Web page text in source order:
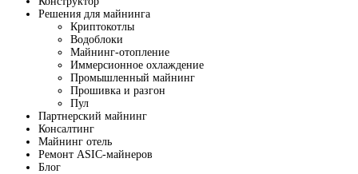
Решения для майнинга
Криптокотлы
Водоблоки
Майнинг-отопление
Иммерсионное охлаждение
Промышленный майнинг
Прошивка и разгон
Пул
Партнерский майнинг
Консалтинг
Майнинг отель
Ремонт ASIC-майнеров
Блог